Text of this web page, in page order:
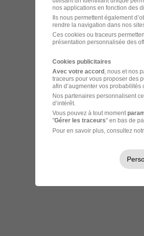
nos applications en fonction des
Ils nous permettent également
rendre la navigation dans nos
Ces cookies ou traceurs
présentation personnalisée des
Cookies publicitaires
Avec votre accord, nous et nos
traceurs pour vous proposer des
afin d’augmenter vos
Nos partenaires personnalisent
d’intérêt.
Vous pouvez à tout moment
"Gérer les traceurs" en bas de
Pour en savoir plus, consultez